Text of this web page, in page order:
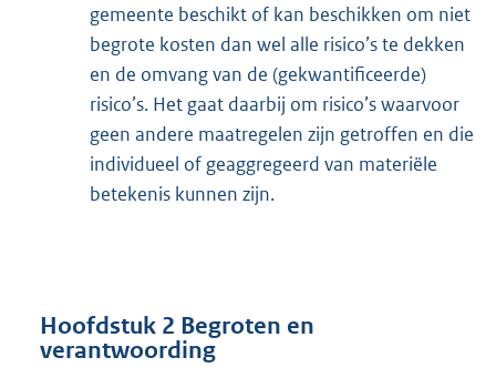
gemeente beschikt of kan beschikken om niet
begrote kosten dan wel alle risico’s te dekken
en de omvang van de (gekwantificeerde)
risico’s. Het gaat daarbij om risico’s waarvoor
geen andere maatregelen zijn getroffen en die
individueel of geaggregeerd van materiële
betekenis kunnen zijn.
Hoofdstuk 2 Begroten en
verantwoording